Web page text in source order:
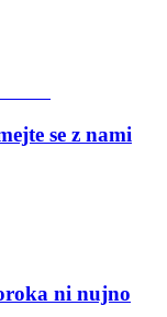
se z nami
ni nujno